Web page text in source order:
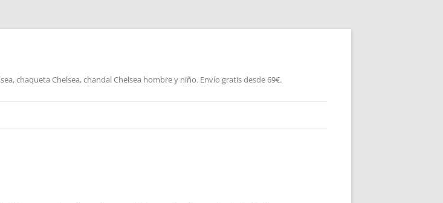
chaqueta Chelsea, chandal Chelsea hombre y niño. Envío gratis desde 69€.